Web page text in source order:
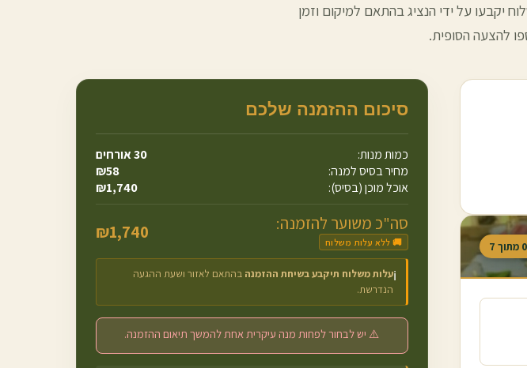
יקבעו על ידי הנציג בהתאם למיקום וזמן
להצעה הסופית.
0 מתוך 7
סיכום ההזמנה שלכם
כמות מנות: 30אורחים
מחיר בסיס למנה:
₪58
אוכל מוכן (בסיס):
₪1,740
סה"כ משוער להזמנה:
🚚 ללא עלות משלוח ₪1,740
ℹ️עלות משלוח תיקבע בשיחת ההזמנה בהתאם לאזור ושעת ההגעה
הנדרשת.
⚠️ יש לבחור לפחות מנה עיקרית אחת להמשך תיאום ההזמנה.